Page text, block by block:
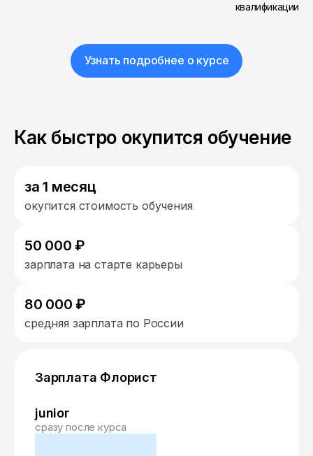
квалификации
Узнать подробнее о курсе
Как быстро окупится обучение
за 1 месяц
окупится стоимость обучения
50 000 ₽
зарплата на старте карьеры
80 000 ₽
средняя зарплата по России
Зарплата Флорист
junior
сразу после курса